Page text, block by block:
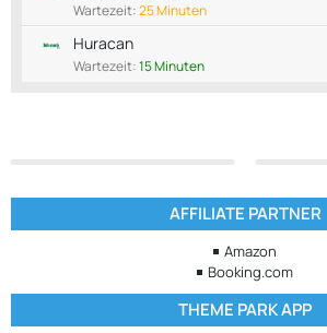
Wartezeit:25 Minuten
Huracan
Wartezeit:15 Minuten
AFFILIATE PARTNER
Amazon
Booking.com
THEME PARK APP